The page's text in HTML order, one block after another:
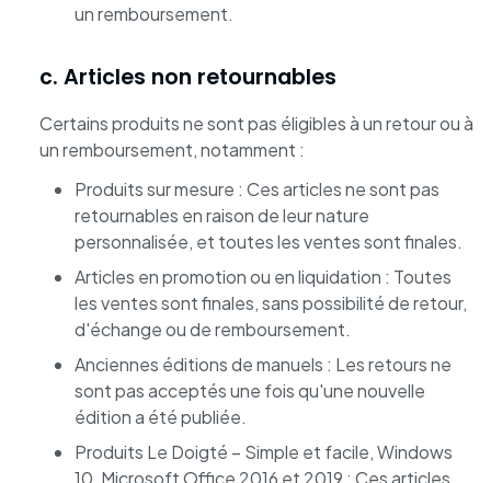
un remboursement.
c. Articles non retournables
Certains produits ne sont pas éligibles à un retour ou à
un remboursement, notamment :
Produits sur mesure : Ces articles ne sont pas
retournables en raison de leur nature
personnalisée, et toutes les ventes sont finales.
Articles en promotion ou en liquidation : Toutes
les ventes sont finales, sans possibilité de retour,
d'échange ou de remboursement.
Anciennes éditions de manuels : Les retours ne
sont pas acceptés une fois qu'une nouvelle
édition a été publiée.
Produits Le Doigté – Simple et facile, Windows
10, Microsoft Office 2016 et 2019 : Ces articles